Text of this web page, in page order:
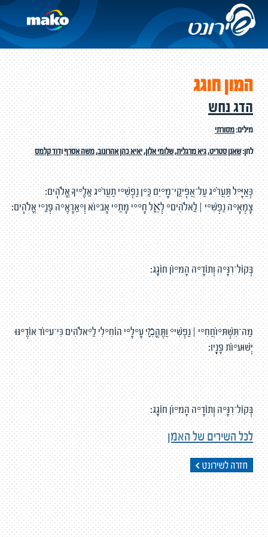
המון חוגג
הדג נחש
מילים:מסורתי
לחן:שאנן סטריט,גיא מרגלית,שלומי אלון,יאיא כהן אהרונוב,משה אסרףודוד קלמס
כְּאַיָּ֗ל תַּעֲרֹ֥ג עַל־אֲפִֽיקֵי־מָ֑יִם כֵּ֤ן נַפְשִׁ֨י תַעֲרֹ֖ג אֵלֶ֣יךָ אֱלֹהִֽים׃
צָמְאָ֬ה נַפְשִׁ֨י ׀ לֵאלֹהִים֮ לְאֵ֢ל חָ֥֫י מָתַ֥י אָב֑וֹא וְ֝אֵרָאֶ֗ה פְּנֵ֣י אֱלֹהִֽים׃
בְּקוֹל־רִנָּ֥ה וְתוֹדָ֗ה הָמ֥וֹן חוֹגֵֽג׃
מַה־תִּשְׁתּ֬וֹחֲחִ֨י ׀ נַפְשִׁי֮ וַתֶּהֱמִ֢י עָ֫לָ֥י הוֹחִ֣לִי לֵ֭אלֹהִים כִּי־ע֥וֹד אוֹדֶ֗נּוּ
יְשׁוּע֥וֹת פָּנָֽיו׃
בְּקוֹל־רִנָּ֥ה וְתוֹדָ֗ה הָמ֥וֹן חוֹגֵֽג׃
לכל השירים של האמן